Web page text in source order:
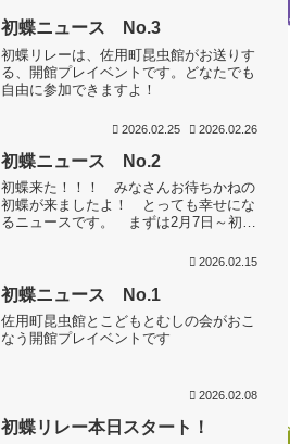
芦屋市の長田さんからの報...
初蝶ニュース No.3
初蝶リレーは、佐用町昆虫館がお送りす
る、開館プレイベントです。どなたでも
自由に参加できますよ！
2026.02.25 2026.02.26
初蝶ニュース No.2
初蝶来た！！！ みなさんお待ちかねの
初蝶が来ましたよ！ とっても幸せにな
るニュースです。 まずは2月7日～初蝶
たのです～淡路市の青柳房子さんが、モ
はなんとご自宅の...
2026.02.15
初蝶ニュース No.1
佐用町昆虫館とこどもとむしの会がおこ
なう開館プレイベントです
2026.02.08
初蝶リレー本日スタート！